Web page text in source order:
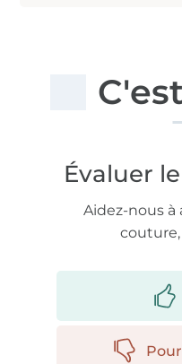
Évaluer
Aidez-nous
couture,